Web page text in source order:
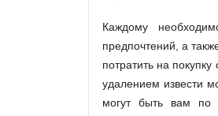
Каждому
предпочтений, а
потратить на
удалением извести
могут быть вам по